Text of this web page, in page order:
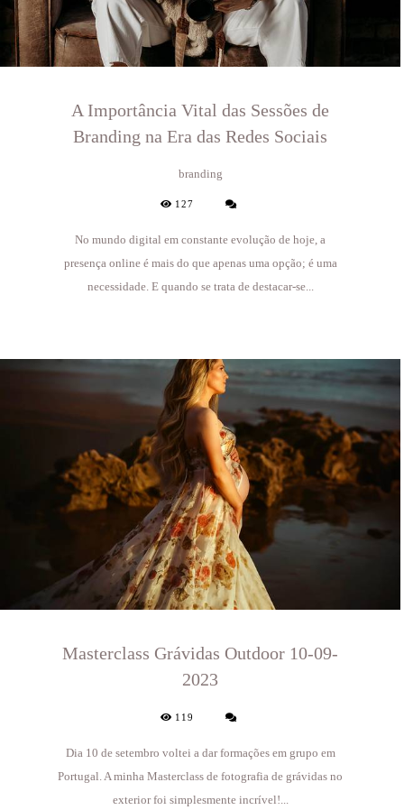
A Importância Vital das Sessões de
Branding na Era das Redes Sociais
branding
127
No mundo digital em constante evolução de hoje, a
presença online é mais do que apenas uma opção; é uma
necessidade. E quando se trata de destacar-se...
Masterclass Grávidas Outdoor 10-09-
2023
119
Dia 10 de setembro voltei a dar formações em grupo em
Portugal. A minha Masterclass de fotografia de grávidas no
exterior foi simplesmente incrível!...